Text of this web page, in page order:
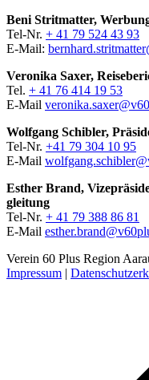
Beni Strit­mat­ter,
Tel-Nr. + 41 79 524 43 93
E‑Mail:
Veroni­ka Sax­er,
Tel. + 41 76 414 19 53
E‑Mail
Wolf­gang Schi­bler,
Tel-Nr. +41 79 304 10 95
E‑Mail
Esther Brand,
gleitung
Tel-Nr. + 41 79 388 86 81
E‑Mail
Verein 60 Plus Region
Impressum |